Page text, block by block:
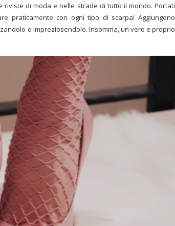
riviste di moda e nelle strade di tutto il mondo. Portati
praticamente con ogni tipo di scarpa! Aggiungono
o impreziosendolo. Insomma, un vero e proprio